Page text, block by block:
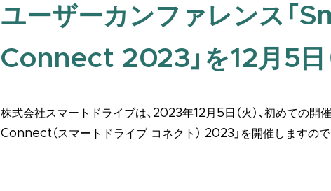
ユーザーカンファレンス「
Connect 2023」を12月5日
株式会社スマートドライブは、2023年12月5日（火）、初めての
Connect（スマートドライブ コネクト） 2023」を開催しますので